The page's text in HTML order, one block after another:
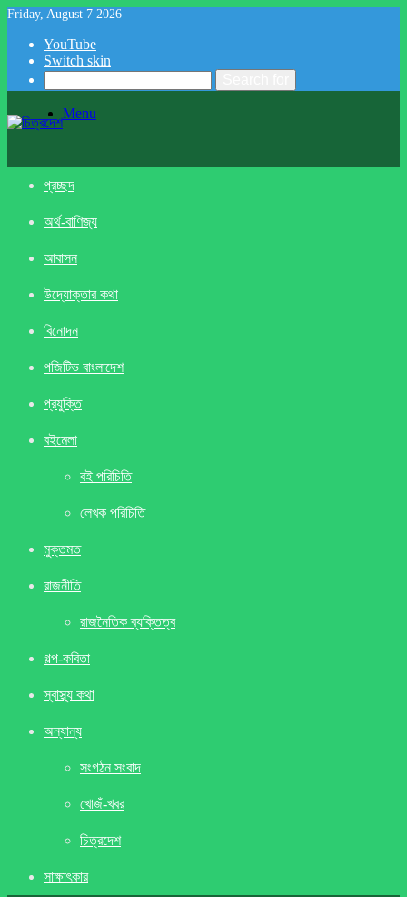
Friday, August 7 2026
YouTube
Switch skin
Menu
প্রচ্ছদ
অর্থ-বাণিজ্য
আবাসন
উদ্যোক্তার কথা
বিনোদন
পজিটিভ বাংলাদেশ
প্রযুক্তি
বইমেলা
বই পরিচিতি
লেখক পরিচিতি
মুক্তমত
রাজনীতি
রাজনৈতিক ব্যক্তিত্ব
গল্প-কবিতা
স্বাস্থ্য কথা
অন্যান্য
সংগঠন সংবাদ
খােজঁ-খবর
চিত্রদেশ
সাক্ষাৎকার